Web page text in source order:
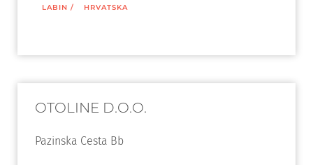
LABIN / HRVATSKA
OTOLINE D.O.O.
Pazinska Cesta Bb